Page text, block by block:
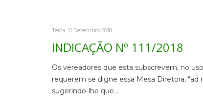
Terça, 11 Dezembro 2018
INDICAÇÃO Nº 111/2018
Os vereadores que esta subscrevem, no
requerem se digne essa Mesa Diretora,
sugerindo-lhe que…